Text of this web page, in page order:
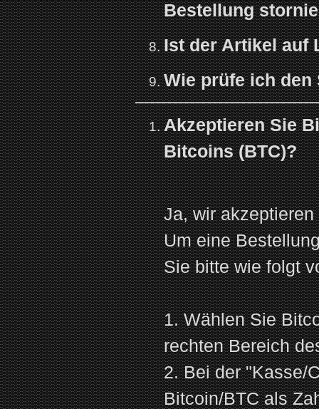
Bestellung
Ist der Artikel auf
Wie prüfe ich
Akzeptieren Sie
Bitcoins (BTC)?
Ja, wir
Um eine
Sie bitte wie folgt
1. Wählen Sie
rechten Bereich
2. Bei der "Kasse/
Bitcoin/BTC als